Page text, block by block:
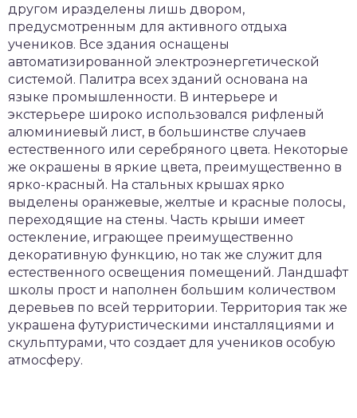
другом иразделены лишь двором,
предусмотренным для активного отдыха
учеников. Все здания оснащены
автоматизированной электроэнергетической
системой. Палитра всех зданий основана на
языке промышленности. В интерьере и
экстерьере широко использовался рифленый
алюминиевый лист, в большинстве случаев
естественного или серебряного цвета. Некоторые
же окрашены в яркие цвета, преимущественно в
ярко-красный. На стальных крышах ярко
выделены оранжевые, желтые и красные полосы,
переходящие на стены. Часть крыши имеет
остекление, играющее преимущественно
декоративную функцию, но так же служит для
естественного освещения помещений. Ландшафт
школы прост и наполнен большим количеством
деревьев по всей территории. Территория так же
украшена футуристическими инсталляциями и
скульптурами, что создает для учеников особую
атмосферу.